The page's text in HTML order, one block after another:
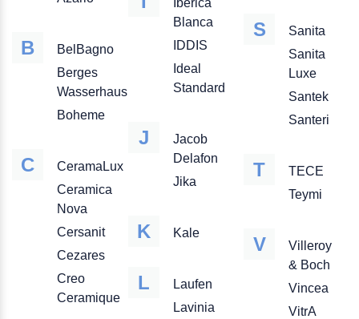
B
BelBagno
Berges
Wasserhaus
Boheme
C
CeramaLux
Ceramica
Nova
Cersanit
Cezares
Creo
Ceramique
Iberica
Blanca
IDDIS
Ideal
Standard
J
Jacob
Delafon
Jika
K Kale
L
Laufen
Lavinia
S
Sanita
Sanita
Luxe
Santek
Santeri
T
TECE
Teymi
V
Villeroy
& Boch
Vincea
VitrA